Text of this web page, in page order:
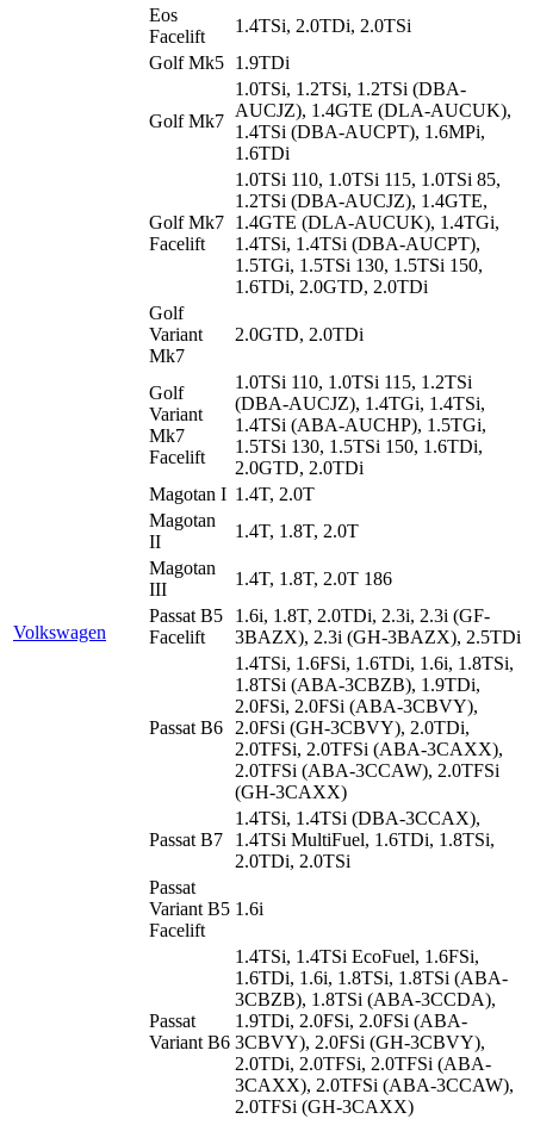
Volkswagen
Eos
Facelift
1.4TSi, 2.0TDi, 2.0TSi
Golf Mk5 1.9TDi
Golf Mk7
1.0TSi, 1.2TSi, 1.2TSi (DBA-
AUCJZ), 1.4GTE (DLA-AUCUK),
1.4TSi (DBA-AUCPT), 1.6MPi,
1.6TDi
Golf Mk7
Facelift
1.0TSi 110, 1.0TSi 115, 1.0TSi 85,
1.2TSi (DBA-AUCJZ), 1.4GTE,
1.4GTE (DLA-AUCUK), 1.4TGi,
1.4TSi, 1.4TSi (DBA-AUCPT),
1.5TGi, 1.5TSi 130, 1.5TSi 150,
1.6TDi, 2.0GTD, 2.0TDi
Golf
Variant
Mk7
2.0GTD, 2.0TDi
Golf
Variant
Mk7
Facelift
1.0TSi 110, 1.0TSi 115, 1.2TSi
(DBA-AUCJZ), 1.4TGi, 1.4TSi,
1.4TSi (ABA-AUCHP), 1.5TGi,
1.5TSi 130, 1.5TSi 150, 1.6TDi,
2.0GTD, 2.0TDi
Magotan I 1.4T, 2.0T
Magotan
II
1.4T, 1.8T, 2.0T
Magotan
III
1.4T, 1.8T, 2.0T 186
Passat B5
Facelift
1.6i, 1.8T, 2.0TDi, 2.3i, 2.3i (GF-
3BAZX), 2.3i (GH-3BAZX), 2.5TDi
Passat B6
1.4TSi, 1.6FSi, 1.6TDi, 1.6i, 1.8TSi,
1.8TSi (ABA-3CBZB), 1.9TDi,
2.0FSi, 2.0FSi (ABA-3CBVY),
2.0FSi (GH-3CBVY), 2.0TDi,
2.0TFSi, 2.0TFSi (ABA-3CAXX),
2.0TFSi (ABA-3CCAW), 2.0TFSi
(GH-3CAXX)
Passat B7
1.4TSi, 1.4TSi (DBA-3CCAX),
1.4TSi MultiFuel, 1.6TDi, 1.8TSi,
2.0TDi, 2.0TSi
Passat
Variant B5
Facelift
1.6i
Passat
Variant B6
1.4TSi, 1.4TSi EcoFuel, 1.6FSi,
1.6TDi, 1.6i, 1.8TSi, 1.8TSi (ABA-
3CBZB), 1.8TSi (ABA-3CCDA),
1.9TDi, 2.0FSi, 2.0FSi (ABA-
3CBVY), 2.0FSi (GH-3CBVY),
2.0TDi, 2.0TFSi, 2.0TFSi (ABA-
3CAXX), 2.0TFSi (ABA-3CCAW),
2.0TFSi (GH-3CAXX)